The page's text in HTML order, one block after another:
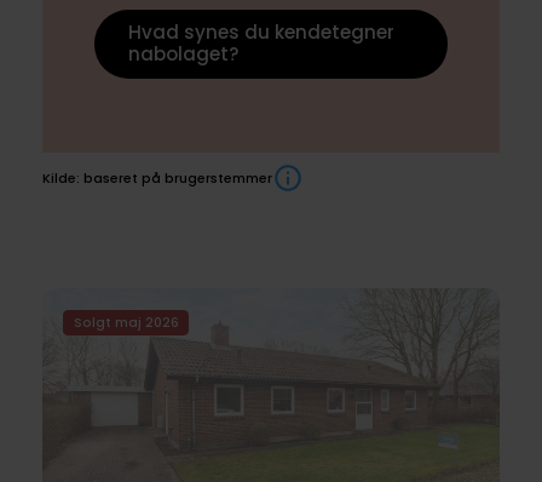
Hvad synes du kendetegner
nabolaget?
Kilde: baseret på brugerstemmer
Boliger
til
salg
Solgt maj 2026